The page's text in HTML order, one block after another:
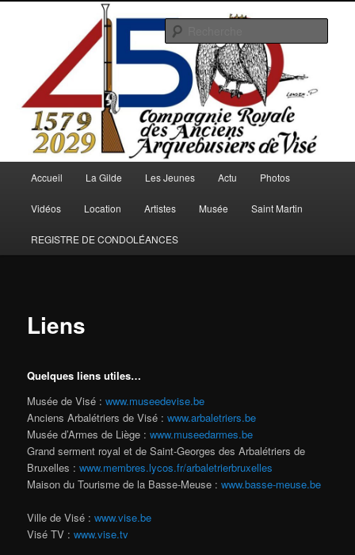
Arquebusiers.eu
Accueil La Gilde Les Jeunes Actu Photos
Vidéos Location Artistes Musée Saint Martin
REGISTRE DE CONDOLÉANCES
Liens
Quelques liens utiles…
Musée de Visé :www.museedevise.be
Anciens Arbalétriers de Visé :www.arbaletriers.be
Musée d’Armes de Liège :www.museedarmes.be
Grand serment royal et de Saint-Georges des Arbalétriers de
Bruxelles :www.membres.lycos.fr/arbaletrierbruxelles
Maison du Tourisme de la Basse-Meuse :www.basse-meuse.be
Ville de Visé :www.vise.be
Visé TV :www.vise.tv